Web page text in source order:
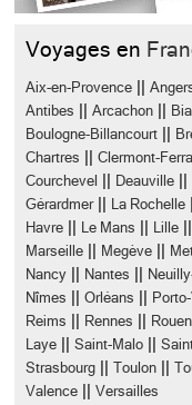
Voyages en
Aix-en-Provence
Antibes Arcachon
Boulogne-Billancourt
Chartres Clermont-
Courchevel Deauville
Gérardmer|| La Rochelle
Havre
Le Mans Lille
Marseille Megève
Nancy Nantes
Nîmes Orléans
Reims Rennes Rouen
Laye
Saint-Malo
Strasbourg Toulon
Valence Versailles